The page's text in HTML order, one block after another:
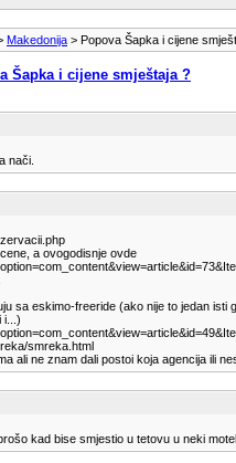
Makedonija > Popova Šapka i cijene
Šapka i cijene smještaja ?
nači.
a ovogodisnje ovde
sa eskimo-freeride (ako nije to jedan
i...)
smreka.html
ali ne znam dali postoi koja agencija ili
kad bise smjestio u tetovu u neki